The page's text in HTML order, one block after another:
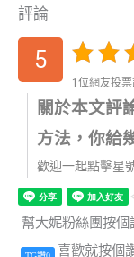
評論
5
1位網友投
關於本文評
方法，你給
歡迎一起點擊星
幫大妮粉絲團按個
喜歡就按個